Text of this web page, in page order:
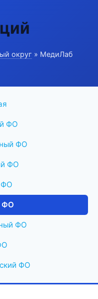
округ » МедиЛаб
ФО
ФО
ФО
ФО
ФО
ФО
ФО